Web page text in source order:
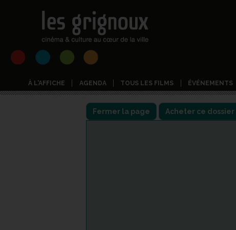
À L'AFFICHE AGENDA TOUS LES FILMS ÉVÉNEMENTS
Fermer la page